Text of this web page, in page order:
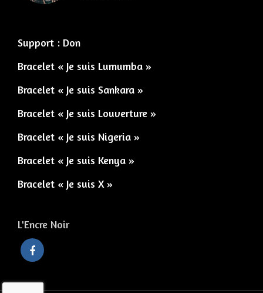
Support : Don
Bracelet « Je suis Lumumba »
Bracelet « Je suis Sankara »
Bracelet « Je suis Louverture »
Bracelet « Je suis Nigeria »
Bracelet « Je suis Kenya »
Bracelet « Je suis X »
L'Encre Noir